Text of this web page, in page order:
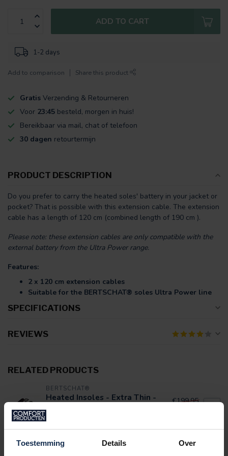
Toestemming Details Over
ADD TO CART
1-2 days
Add to comparison Share this product
Gratis Verzending & Retourneren
Voor 23:45 besteld, morgen in huis!
Bereikbaar via mail, chat of telefoon
30 dagen retourtermijn
PRODUCT DESCRIPTION
Do you prefer to carry the heated soles' battery in your jacket or
pocket? That is possible with this extension cable. The extension
cable has a length of 120 cm (combined length of 190 cm ).
Please note: these extension cables are only compatible with the
external battery from the Ultra Power range.
Features:
2 x 120 cm extension cables
Suitable for the BERTSCHAT® soles Ultra Power line
SPECIFICATIONS
REVIEWS
RELATED PRODUCTS
BERTSCHAT®
Heated Insoles - Extra Thin -
Ultra Power
€199,95